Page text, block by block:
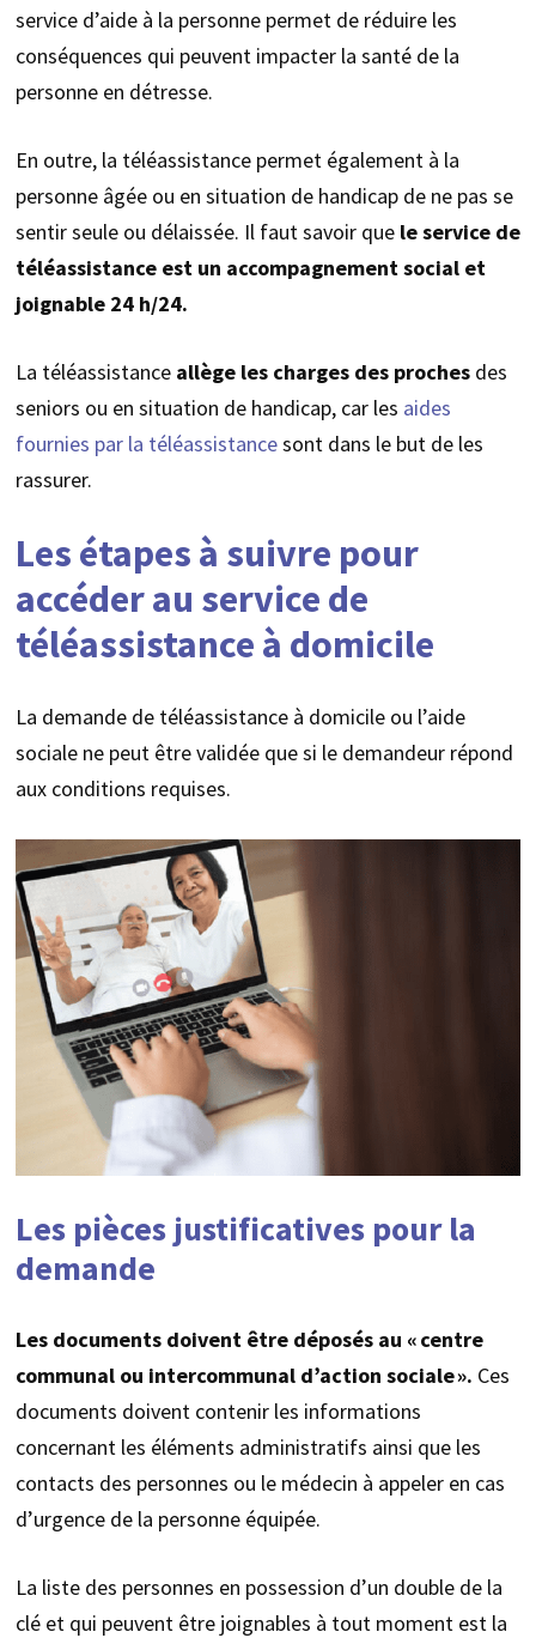
service d’aide à la personne permet de réduire les
conséquences qui peuvent impacter la santé de la
personne en détresse.
En outre, la téléassistance permet également à la
personne âgée ou en situation de handicap de ne pas se
sentir seule ou délaissée. Il faut savoir que le service de
téléassistance est un accompagnement social et
joignable 24 h/24.
La téléassistance allège les charges des prochesdes
seniors ou en situation de handicap, car les aides
fournies par la téléassistancesont dans le but de les
rassurer.
Les étapes à suivre pour
accéder au service de
téléassistance à domicile
La demande de téléassistance à domicile ou l’aide
sociale ne peut être validée que si le demandeur répond
aux conditions requises.
Les pièces justificatives pour la
demande
Les documents doivent être déposés au « centre
communal ou intercommunal d’action sociale ». Ces
documents doivent contenir les informations
concernant les éléments administratifs ainsi que les
contacts des personnes ou le médecin à appeler en cas
d’urgence de la personne équipée.
La liste des personnes en possession d’un double de la
clé et qui peuvent être joignables à tout moment est la